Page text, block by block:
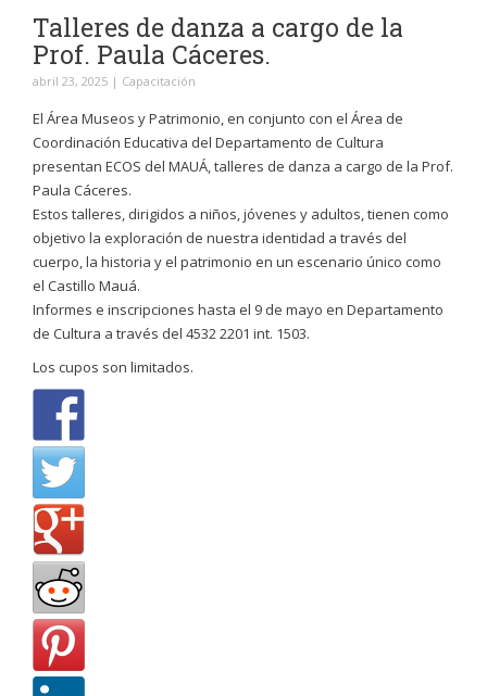
Talleres de danza a cargo de la
Prof. Paula Cáceres.
abril 23, 2025 | Capacitación
El Área Museos y Patrimonio, en conjunto con el Área de
Coordinación Educativa del Departamento de Cultura
presentan ECOS del MAUÁ, talleres de danza a cargo de la Prof.
Paula Cáceres.
Estos talleres, dirigidos a niños, jóvenes y adultos, tienen como
objetivo la exploración de nuestra identidad a través del
cuerpo, la historia y el patrimonio en un escenario único como
el Castillo Mauá.
Informes e inscripciones hasta el 9 de mayo en Departamento
de Cultura a través del 4532 2201 int. 1503.
Los cupos son limitados.